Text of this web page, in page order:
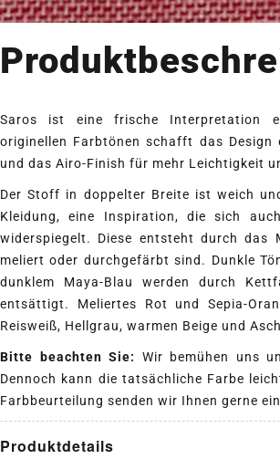
Saros ist eine frische Interpretation
originellen Farbtönen schafft das Design
und das Airo-Finish für mehr Leichtigkeit
Der Stoff in doppelter Breite ist weich
Kleidung, eine Inspiration, die sich
widerspiegelt. Diese entsteht durch das
meliert oder durchgefärbt sind. Dunkle
dunklem Maya-Blau werden durch
entsättigt. Meliertes Rot und Sepia-
Reisweiß, Hellgrau, warmen Beige und
Bitte beachten Sie:
Wir bemühen uns
Dennoch kann die tatsächliche Farbe
Farbbeurteilung senden wir Ihnen gerne
Produktdetails